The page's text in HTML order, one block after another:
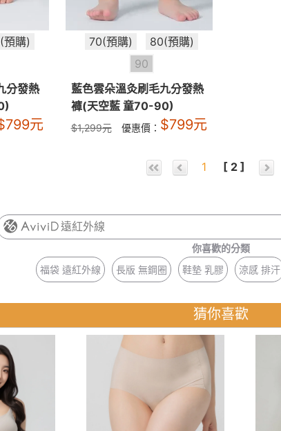
預購)
分發熱
799元
70(預購)
80(預購)
90
藍色雲朵溫灸刷毛九分發熱
褲(天空藍 童70-90)
$1,299元 優惠價： $799元
1 [ 2 ]
遠紅外線
你喜歡的分類
福袋 遠紅外線
長版 無鋼圈 鞋墊 乳膠 涼感 排汗
猜你喜歡